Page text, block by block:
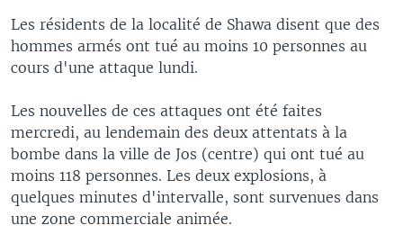
Les résidents de la localité de Shawa disent que des
hommes armés ont tué au moins 10 personnes au
cours d'une attaque lundi.
Les nouvelles de ces attaques ont été faites
mercredi, au lendemain des deux attentats à la
bombe dans la ville de Jos (centre) qui ont tué au
moins 118 personnes. Les deux explosions, à
quelques minutes d'intervalle, sont survenues dans
une zone commerciale animée.